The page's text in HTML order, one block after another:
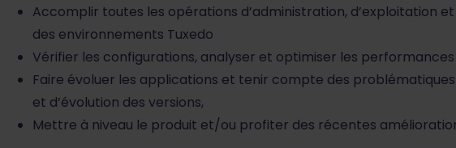
Accomplir toutes les opérations d’administration, d’exploitation
des environnements Tuxedo
Vérifier les configurations, analyser et optimiser les performances
Faire évoluer les applications et tenir compte des
et d’évolution des versions,
Mettre à niveau le produit et/ou profiter des récentes